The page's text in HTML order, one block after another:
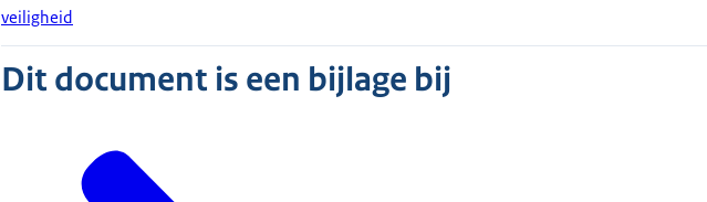
veiligheid
Dit document is een bijlage bij